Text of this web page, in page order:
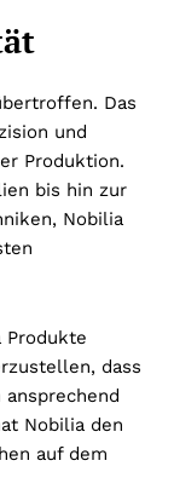
Das
und
Produktion.
bis hin zur
Nobilia
Produkte
dass
Nobilia den
auf dem